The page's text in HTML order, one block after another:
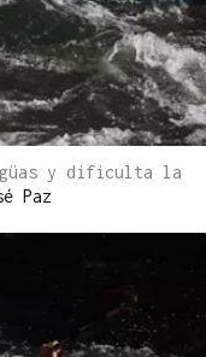
y dificulta la
Paz